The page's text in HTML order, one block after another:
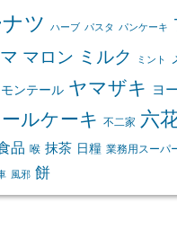
ツ
ハーブ パスタ パンケーキ
マロン ミルク ミント
モンテール ヤマザキ ヨ
ールケーキ 不二家 六
品 喉 抹茶 日糧 業務用スーパ
風邪 餅